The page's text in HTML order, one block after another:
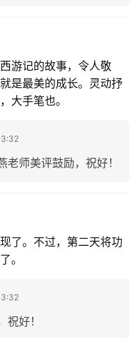
游记的故事，令人敬
是最美的成长。灵动抒
大手笔也。
3:32
老师美评鼓励，祝好！
了。不过，第二天将功
。
3:32
祝好！